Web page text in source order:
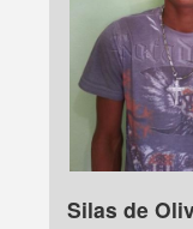
Silas de